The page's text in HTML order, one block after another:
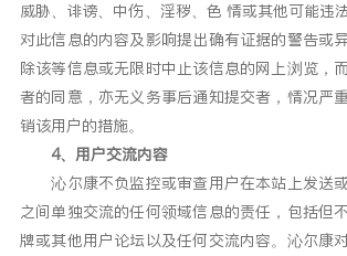
威胁、诽谤、中伤、淫秽、色 情或其他可能违
对此信息的内容及影响提出确有证据的警告或
除该等信息或无限时中止该信息的网上浏览，
者的同意，亦无义务事后通知提交者，情况严
销该用户的措施。
4、用户交流内容
沁尔康不负监控或审查用户在本站上发送
之间单独交流的任何领域信息的责任，包括但
牌或其他用户论坛以及任何交流内容。沁尔康